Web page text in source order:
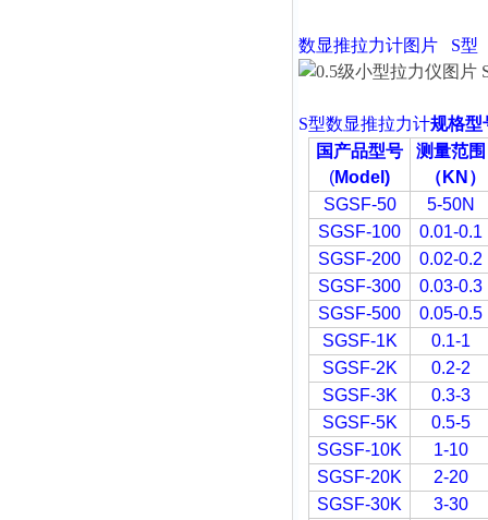
数显推拉力计图片 S型
S型数显推拉力计规格型
国产品型号
(Model)
测量范围
（ KN ）
SGSF-50
5-50N
SGSF-100
0.01-0.1
SGSF-200
0.02-0.2
SGSF-300
0.03-0.3
SGSF-500
0.05-0.5
SGSF-1K
0.1-1
SGSF-2K
0.2-2
SGSF-3K
0.3-3
SGSF-5K
0.5-5
SGSF-10K
1-10
SGSF-20K
2-20
SGSF-30K
3-30